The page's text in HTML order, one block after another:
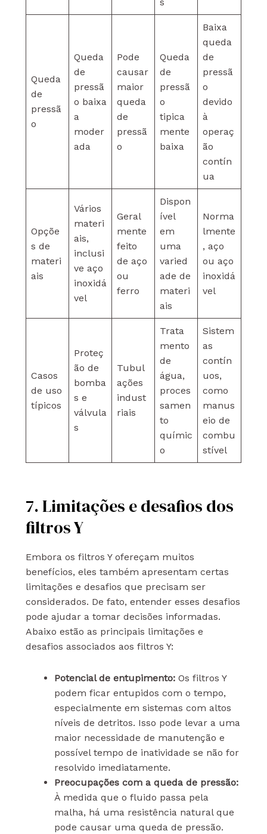
Queda
de
pressã
o
Queda
de
pressã
o baixa
a
moder
ada
Pode
causar
maior
queda
de
pressã
o
Queda
de
pressã
o
tipica
mente
baixa
Baixa
queda
de
pressã
o
devido
à
operaç
ão
contín
ua
Opçõe
s de
materi
ais
Vários
materi
ais,
inclusi
ve aço
inoxidá
vel
Geral
mente
feito
de aço
ou
ferro
Dispon
ível
em
uma
varied
ade de
materi
ais
Norma
lmente
, aço
ou aço
inoxidá
vel
Casos
de uso
típicos
Proteç
ão de
bomba
s e
válvula
s
Tubul
ações
indust
riais
Trata
mento
de
água,
proces
samen
to
químic
o
Sistem
as
contín
uos,
como
manus
eio de
combu
stível
7. Limitações e desafios dos
filtros Y
Embora os filtros Y ofereçam muitos
benefícios, eles também apresentam certas
limitações e desafios que precisam ser
considerados. De fato, entender esses desafios
pode ajudar a tomar decisões informadas.
Abaixo estão as principais limitações e
desafios associados aos filtros Y:
Potencial de entupimento: Os filtros Y
podem ficar entupidos com o tempo,
especialmente em sistemas com altos
níveis de detritos. Isso pode levar a uma
maior necessidade de manutenção e
possível tempo de inatividade se não for
resolvido imediatamente.
Preocupações com a queda de pressão:
À medida que o fluido passa pela
malha, há uma resistência natural que
pode causar uma queda de pressão.